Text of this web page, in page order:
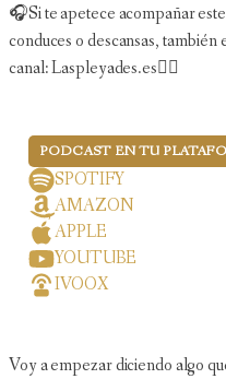
🎧Si te apetece acompañar
conduces o descansas,
canal: Laspleyades.es👇🏻
PODCAST EN TU
SPOTIFY
AMAZON
APPLE
YOUTUBE
IVOOX
Voy a empezar diciendo algo